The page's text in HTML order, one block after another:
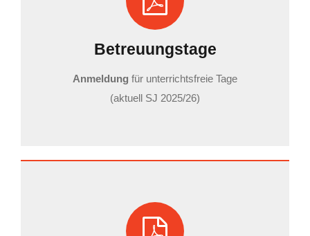
Betreuungstage
Anmeldung für unterrichtsfreie Tage
(aktuell SJ 2025/26)